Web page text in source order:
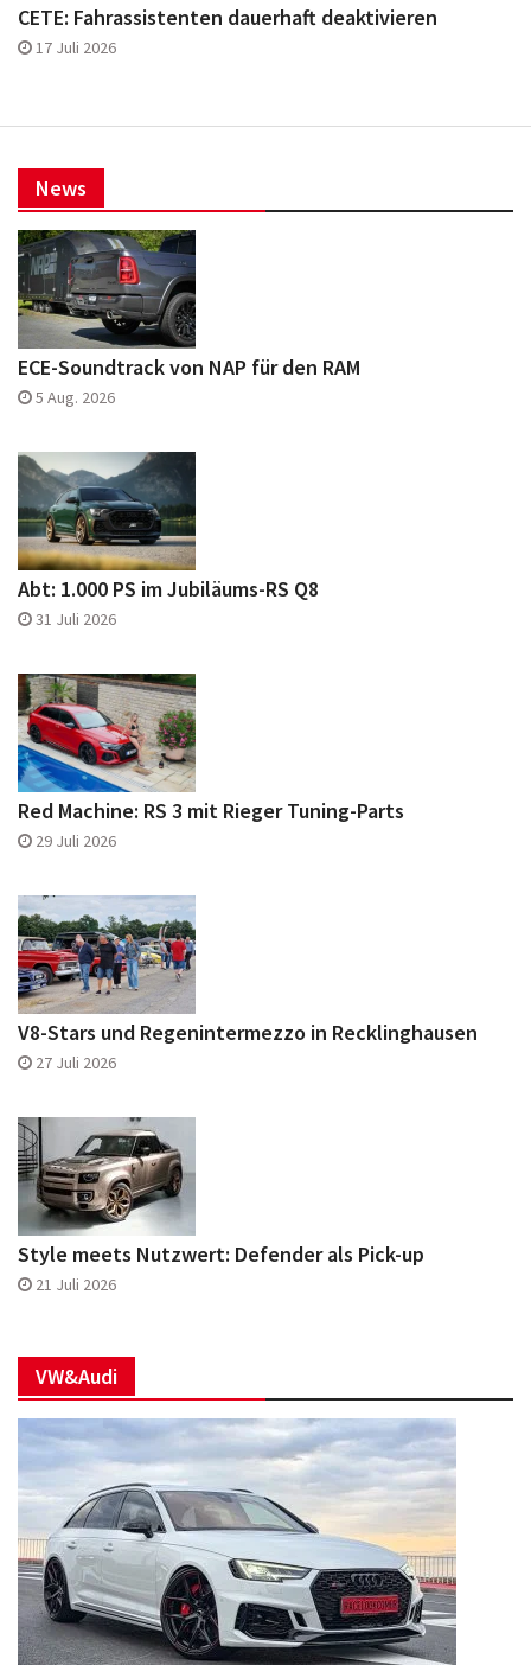
ECE-Soundtrack von NAP für den RAM
5 Aug. 2026
Abt: 1.000 PS im Jubiläums-RS Q8
31 Juli 2026
Red Machine: RS 3 mit Rieger Tuning-Parts
29 Juli 2026
V8-Stars und Regenintermezzo in Recklinghausen
27 Juli 2026
Style meets Nutzwert: Defender als Pick-up
21 Juli 2026